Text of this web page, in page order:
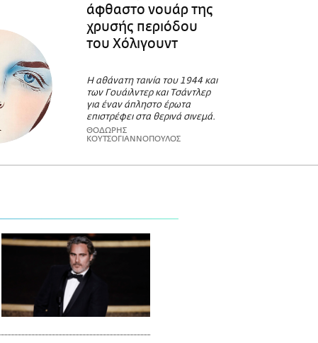
άφθαστο νουάρ της
χρυσής περιόδου
του Χόλιγουντ
Η αθάνατη ταινία του 1944 και
των Γουάιλντερ και Τσάντλερ
για έναν άπληστο έρωτα
επιστρέφει στα θερινά σινεμά.
ΘΟΔΩΡΗΣ
ΚΟΥΤΣΟΓΙΑΝΝΟΠΟΥΛΟΣ